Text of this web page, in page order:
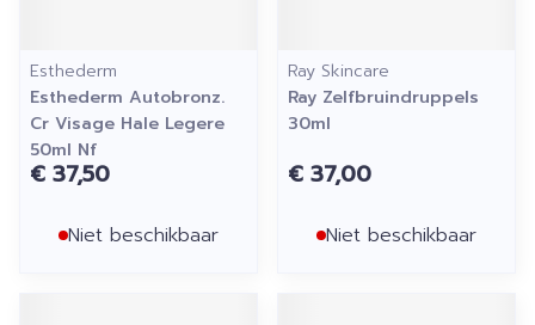
Esthederm
Esthederm Autobronz.
Cr Visage Hale Legere
50ml Nf
€ 37,50
Niet beschikbaar
Ray Skincare
Ray Zelfbruindruppels
30ml
€ 37,00
Niet beschikbaar